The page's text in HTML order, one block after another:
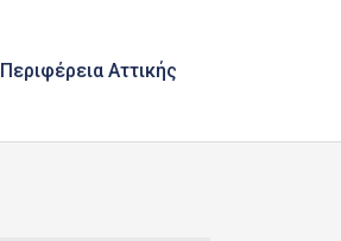
Περιφέρεια Αττικής